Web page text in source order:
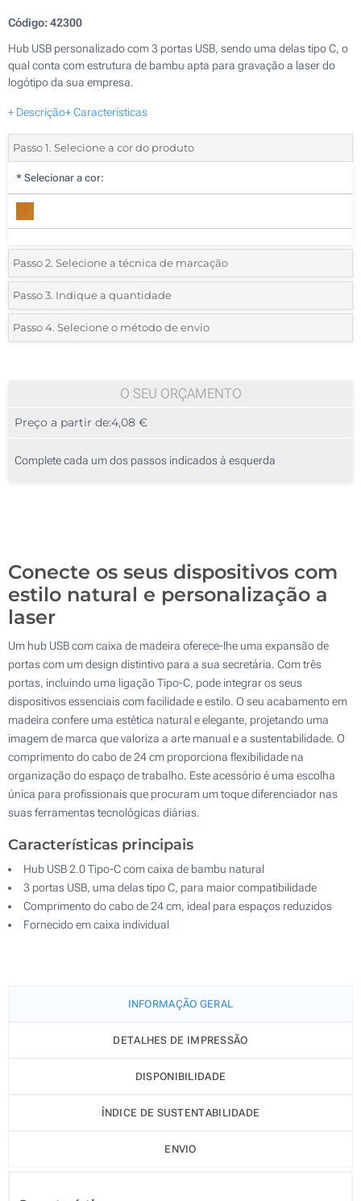
Código:42300
Hub USB personalizado com 3 portas USB, sendo uma delas tipo C, o
qual conta com estrutura de bambu apta para gravação a laser do
logótipo da sua empresa.
+ Descrição+ Características
Passo 1. Selecione a cor do produto
* Selecionar a cor:
Passo 2. Selecione a técnica de marcação
*Selecione o tipo de marcação e as cores do logotipo:
1 Cor (Num lado)
Passo 3. Indique a quantidade
*Quantidade mínima:10
20
50
Passo 4. Selecione o método de envio
O SEU ORÇAMENTO
Preço a partir de:4,08 €
Complete cada um dos passos indicados à esquerda
Conecte os seus dispositivos com
estilo natural e personalização a
laser
Um hub USB com caixa de madeira oferece-lhe uma expansão de
portas com um design distintivo para a sua secretária. Com três
portas, incluindo uma ligação Tipo-C, pode integrar os seus
dispositivos essenciais com facilidade e estilo. O seu acabamento em
madeira confere uma estética natural e elegante, projetando uma
imagem de marca que valoriza a arte manual e a sustentabilidade. O
comprimento do cabo de 24 cm proporciona flexibilidade na
organização do espaço de trabalho. Este acessório é uma escolha
única para profissionais que procuram um toque diferenciador nas
suas ferramentas tecnológicas diárias.
Características principais
Hub USB 2.0 Tipo-C com caixa de bambu natural
3 portas USB, uma delas tipo C, para maior compatibilidade
Comprimento do cabo de 24 cm, ideal para espaços reduzidos
Fornecido em caixa individual
INFORMAÇÃO GERAL
DETALHES DE IMPRESSÃO
DISPONIBILIDADE
ÍNDICE DE SUSTENTABILIDADE
ENVIO